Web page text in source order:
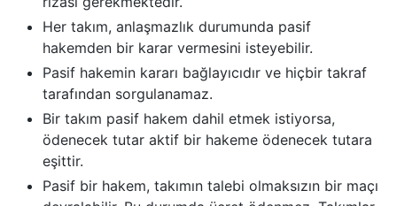
Her takım, anlaşmazlık durumunda pasif
hakemden bir karar vermesini isteyebilir.
Pasif hakemin kararı bağlayıcıdır ve hiçbir takraf
tarafından sorgulanamaz.
Bir takım pasif hakem dahil etmek istiyorsa,
ödenecek tutar aktif bir hakeme ödenecek tutara
eşittir.
Pasif bir hakem, takımın talebi olmaksızın bir maçı